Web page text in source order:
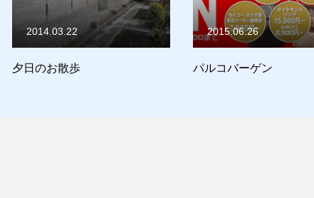
夕日のお散歩
2014.03.22
パルコバーゲン
2015.06.26